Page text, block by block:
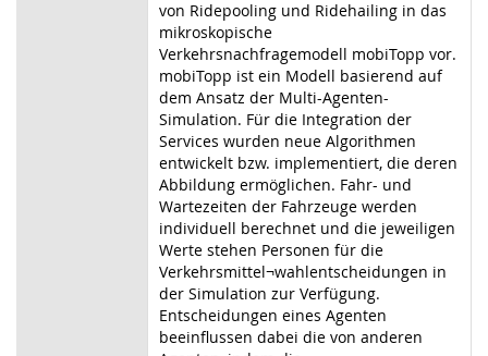
von Ridepooling und Ridehailing in das
mikroskopische
Verkehrsnachfragemodell mobiTopp vor.
mobiTopp ist ein Modell basierend auf
dem Ansatz der Multi-Agenten-
Simulation. Für die Integration der
Services wurden neue Algorithmen
entwickelt bzw. implementiert, die deren
Abbildung ermöglichen. Fahr- und
Wartezeiten der Fahrzeuge werden
individuell berechnet und die jeweiligen
Werte stehen Personen für die
Verkehrsmittel¬wahlentscheidungen in
der Simulation zur Verfügung.
Entscheidungen eines Agenten
beeinflussen dabei die von anderen